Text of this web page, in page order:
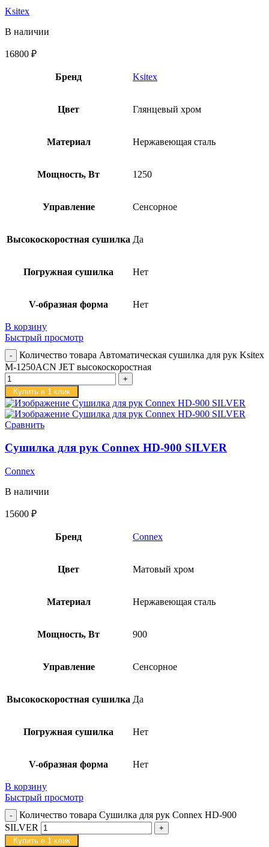
Ksitex
В наличии
16800 ₽
Бренд Ksitex
Цвет Глянцевый хром
Материал Нержавеющая сталь
Мощность, Вт 1250
Управление Сенсорное
Высокоскоростная сушилка Да
Погружная сушилка Нет
V-образная форма Нет
В корзину
Быстрый просмотр
Количество товара Автоматическая сушилка для рук Ksitex
M-1250ACN JET высокоскоростная
Купить в 1 клик
Сравнить
Сушилка для рук Connex HD-900 SILVER
Connex
В наличии
15600 ₽
Бренд Connex
Цвет Матовый хром
Материал Нержавеющая сталь
Мощность, Вт 900
Управление Сенсорное
Высокоскоростная сушилка Да
Погружная сушилка Нет
V-образная форма Нет
В корзину
Быстрый просмотр
Количество товара Сушилка для рук Connex HD-900
SILVER
Купить в 1 клик